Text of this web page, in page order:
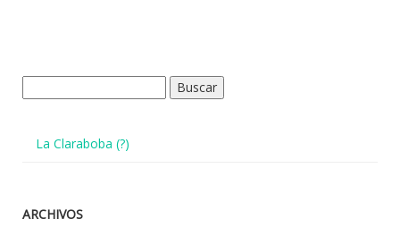
La Claraboba (?)
ARCHIVOS